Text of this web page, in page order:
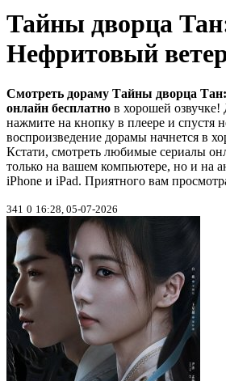
Тайны дворца
Нефритовый
Смотреть дораму Тайны дворца
онлайн бесплатно в хорошей озвучке!
нажмите на кнопку в плеере и спустя
воспроизведение дорамы начнется в
Кстати, смотреть любимые сериалы
только на вашем компьютере, но и на
iPhone и iPad. Приятного вам
341 0 16:28, 05-07-2026